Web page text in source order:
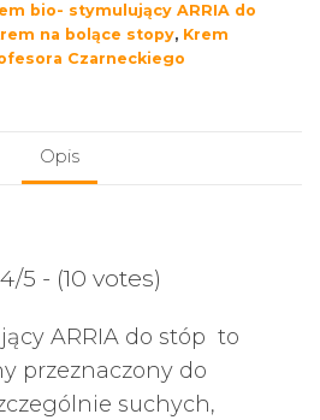
bio- stymulujący ARRIA do
na bolące stopy, Krem
Czarneckiego
Opis
5 - (10 votes)
ARRIA do stóp to
przeznaczony do
suchych,